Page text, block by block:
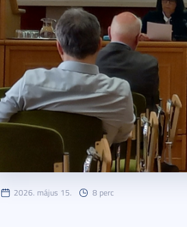
2026. május 15. 8 perc